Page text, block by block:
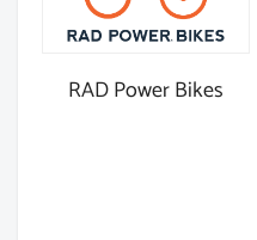
RAD Power Bikes